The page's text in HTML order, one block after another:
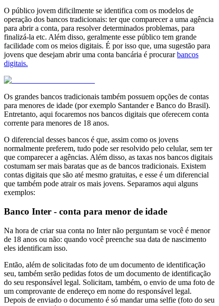
O público jovem dificilmente se identifica com os modelos de
operação dos bancos tradicionais: ter que comparecer a uma agência
para abrir a conta, para resolver determinados problemas, para
finalizá-la etc. Além disso, geralmente esse público tem grande
facilidade com os meios digitais. É por isso que, uma sugestão para
jovens que desejam abrir uma conta bancária é procurarbancos
digitais.
Os grandes bancos tradicionais também possuem opções de contas
para menores de idade (por exemplo Santander e Banco do Brasil).
Entretanto, aqui focaremos nos bancos digitais que oferecem conta
corrente para menores de 18 anos.
O diferencial desses bancos é que, assim como os jovens
normalmente preferem, tudo pode ser resolvido pelo celular, sem ter
que comparecer a agências. Além disso, as taxas nos bancos digitais
costumam ser mais baratas que as de bancos tradicionais. Existem
contas digitais que são até mesmo gratuitas, e esse é um diferencial
que também pode atrair os mais jovens. Separamos aqui alguns
exemplos:
Banco Inter - conta para menor de idade
Na hora de criar sua conta no Inter não perguntam se você é menor
de 18 anos ou não: quando você preenche sua data de nascimento
eles identificam isso.
Então, além de solicitadas foto de um documento de identificação
seu, também serão pedidas fotos de um documento de identificação
do seu responsável legal. Solicitam, também, o envio de uma foto de
um comprovante de endereço em nome do responsável legal.
Depois de enviado o documento é só mandar uma selfie (foto do seu